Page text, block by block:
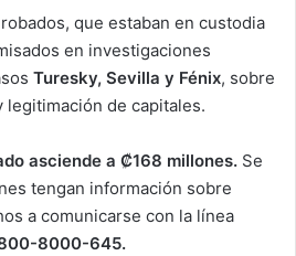
que estaban en custodia
en investigaciones
Turesky, Sevilla y Fénix, sobre
de capitales.
asciende a ₡168 millones. Se
tengan información sobre
a comunicarse con la línea
8000-645.